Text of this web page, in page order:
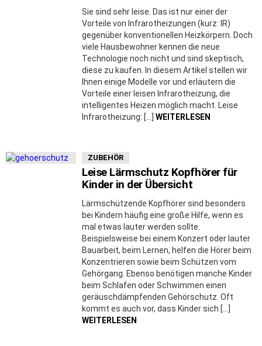
Sie sind sehr leise. Das ist nur einer der
Vorteile von Infrarotheizungen (kurz: IR)
gegenüber konventionellen Heizkörpern. Doch
viele Hausbewohner kennen die neue
Technologie noch nicht und sind skeptisch,
diese zu kaufen. In diesem Artikel stellen wir
Ihnen einige Modelle vor und erläutern die
Vorteile einer leisen Infrarotheizung, die
intelligentes Heizen möglich macht. Leise
Infrarotheizung: […] WEITERLESEN
ZUBEHÖR
Leise Lärmschutz Kopfhörer für
Kinder in der Übersicht
Lärmschützende Kopfhörer sind besonders
bei Kindern häufig eine große Hilfe, wenn es
mal etwas lauter werden sollte.
Beispielsweise bei einem Konzert oder lauter
Bauarbeit, beim Lernen, helfen die Hörer beim
Konzentrieren sowie beim Schützen vom
Gehörgang. Ebenso benötigen manche Kinder
beim Schlafen oder Schwimmen einen
geräuschdämpfenden Gehörschutz. Oft
kommt es auch vor, dass Kinder sich […]
WEITERLESEN